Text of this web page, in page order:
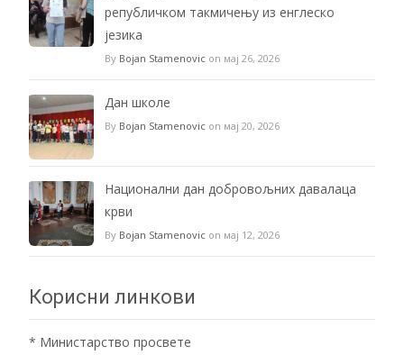
републичком такмичењу из енглеско
језика
By Bojan Stamenovic on мај 26, 2026
Дан школе
By Bojan Stamenovic on мај 20, 2026
Национални дан добровољних давалаца
крви
By Bojan Stamenovic on мај 12, 2026
Корисни линкови
* Министарство просвете